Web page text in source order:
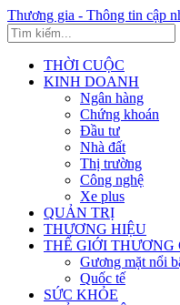
Thương gia - Thông tin cập
THỜI CUỘC
KINH DOANH
Ngân hàng
Chứng khoán
Đầu tư
Nhà đất
Thị trường
Công nghệ
Xe plus
QUẢN TRỊ
THƯƠNG HIỆU
THẾ GIỚI THƯƠNG
Gương mặt nổi
Quốc tế
SỨC KHỎE